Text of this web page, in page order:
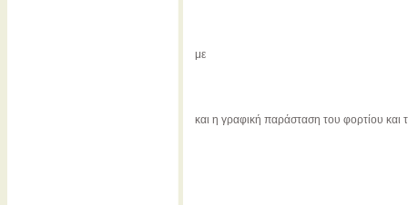
με
και η γραφική παράσταση του φορτίου και